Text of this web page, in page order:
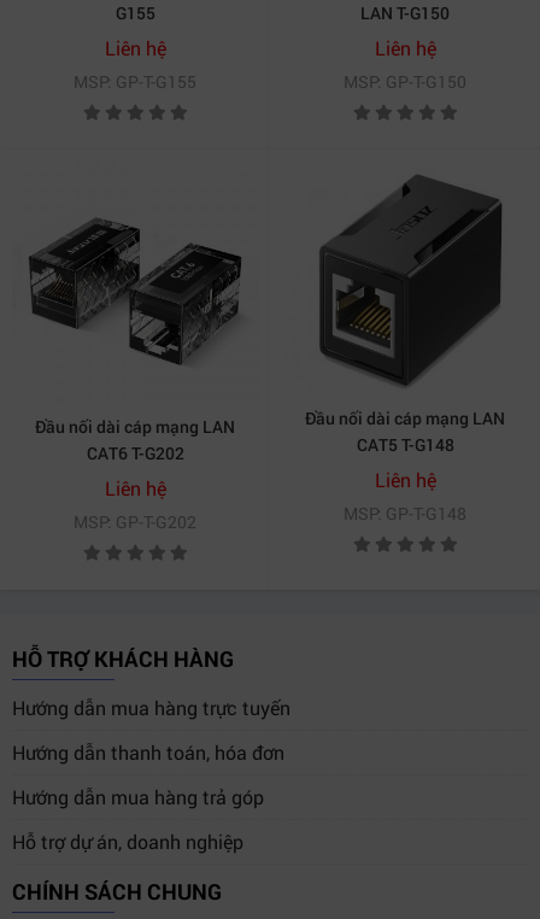
G155
Liên hệ
MSP: GP-T-G155
LAN T-G150
Liên hệ
MSP: GP-T-G150
Đầu nối dài cáp mạng LAN
CAT6 T-G202
Liên hệ
MSP: GP-T-G202
Đầu nối dài cáp mạng LAN
CAT5 T-G148
Liên hệ
MSP: GP-T-G148
HỖ TRỢ KHÁCH HÀNG
Hướng dẫn mua hàng trực tuyến
Hướng dẫn thanh toán, hóa đơn
Hướng dẫn mua hàng trả góp
Hỗ trợ dự án, doanh nghiệp
CHÍNH SÁCH CHUNG